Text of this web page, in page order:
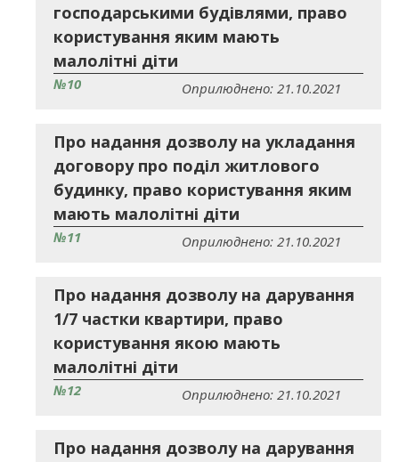
господарськими будівлями, право
користування яким мають
малолітні діти
№10 Оприлюднено: 21.10.2021
Про надання дозволу на укладання
договору про поділ житлового
будинку, право користування яким
мають малолітні діти
№11 Оприлюднено: 21.10.2021
Про надання дозволу на дарування
1/7 частки квартири, право
користування якою мають
малолітні діти
№12 Оприлюднено: 21.10.2021
Про надання дозволу на дарування